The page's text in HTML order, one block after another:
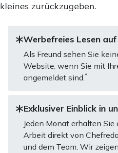
kleines zurückzugeben.
Werbefreies Lesen
Als Freund sehen Sie
Website, wenn Sie mit
angemeldet sind.*
Exklusiver Einblick in
Jeden Monat erhalten
Arbeit direkt von
und dem Team. Wir